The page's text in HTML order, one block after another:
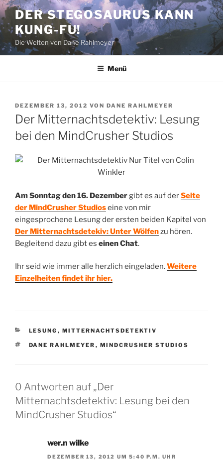
Zum
Inhalt
springen
DER STEGOSAURUS KANN
KUNG-FU!
Die Welten von Dane Rahlmeyer
Menü
VERÖFFENTLICHT
AM
DEZEMBER 13, 2012 VON DANE RAHLMEYER
Der Mitternachtsdetektiv: Lesung
bei den MindCrusher Studios
Am Sonntag den 16. Dezembergibt es auf derSeite
der MindCrusher Studioseine von mir
eingesprochene Lesung der ersten beiden Kapitel von
Der Mitternachtsdetekiv: Unter Wölfenzu hören.
Begleitend dazu gibt es einen Chat.
Ihr seid wie immer alle herzlich eingeladen.Weitere
Einzelheiten findet ihr hier.
KATEGORIEN
LESUNG , MITTERNACHTSDETEKTIV
SCHLAGWÖRTER
DANE RAHLMEYER , MINDCRUSHER STUDIOS
0 Antworten auf „Der
Mitternachtsdetektiv: Lesung bei den
MindCrusher Studios“
wer.n wilke
DEZEMBER 13, 2012 UM 5:40 P.M. UHR